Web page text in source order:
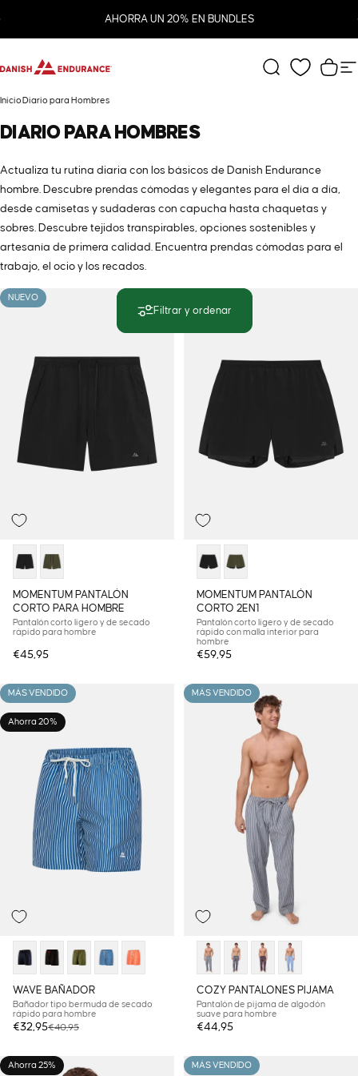
AHORRA UN 20% EN BUNDLES
DANISH ENDURANCE Buscar
Inicio Diario para Hombres
DIARIO PARA HOMBRES
Actualiza tu rutina diaria con los básicos de Danish Endurance
hombre. Descubre prendas cómodas y elegantes para el día a día,
desde camisetas y sudaderas con capucha hasta chaquetas y
sobres. Descubre tejidos transpirables, opciones sostenibles y
artesanía de primera calidad. Encuentra prendas cómodas para el
trabajo, el ocio y los recados.
Filtrar y ordenar
NUEVO
MOMENTUM PANTALÓN
CORTO PARA HOMBRE
Pantalón corto ligero y de secado
rápido para hombre
€45,95
MOMENTUM PANTALÓN
CORTO 2EN1
Pantalón corto ligero y de secado
rápido con malla interior para
hombre
€59,95
MÁS VENDIDO
Ahorra 20%
WAVE BAÑADOR
Bañador tipo bermuda de secado
rápido para hombre
Precio de oferta
€32,95
Precio habitual
€40,95
MÁS VENDIDO
COZY PANTALONES PIJAMA
Pantalón de pijama de algodón
suave para hombre
€44,95
Ahorra 25% MÁS VENDIDO